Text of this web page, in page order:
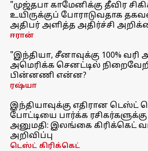
"முஜ்தபா காமேனிக்கு தீவிர
உயிருக்குப் போராடுவதாக
அதிபர் அளித்த அதிர்ச்சி
ஈரான்
"இந்தியா, சீனாவுக்கு 100% வரி
அமெரிக்க செனட்டில்
பின்னணி என்ன?
ரஷ்யா
இந்தியாவுக்கு எதிரான டெஸ்ட்
போட்டியை பார்க்க
அனுமதி: இலங்கை கிரிக்கெட்
அறிவிப்பு
டெஸ்ட் கிரிக்கெட்